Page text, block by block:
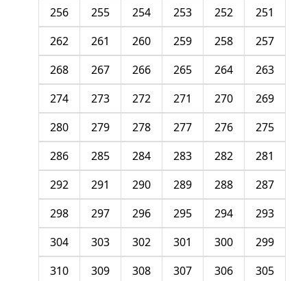
251
252
253
254
255
256
257
258
259
260
261
262
263
264
265
266
267
268
269
270
271
272
273
274
275
276
277
278
279
280
281
282
283
284
285
286
287
288
289
290
291
292
293
294
295
296
297
298
299
300
301
302
303
304
305
306
307
308
309
310